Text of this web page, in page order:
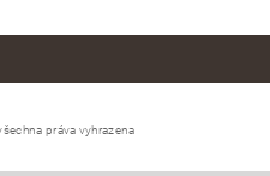
práva vyhrazena
Shoptet